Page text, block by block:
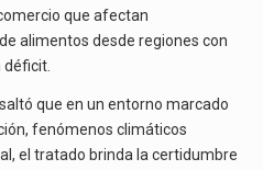
que afectan
alimentos desde regiones con
que en un entorno marcado
fenómenos climáticos
el tratado brinda la certidumbre